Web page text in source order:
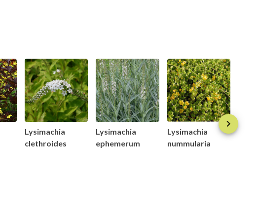
Lysimachia
clethroides
Lysimachia
ephemerum
Lysimachia
nummularia